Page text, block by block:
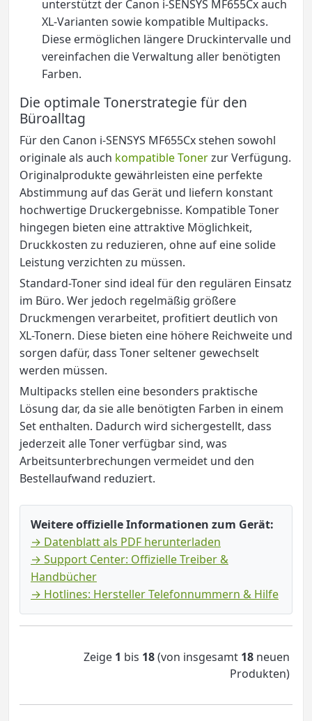
unterstützt der Canon i-SENSYS MF655Cx auch
XL-Varianten sowie kompatible Multipacks.
Diese ermöglichen längere Druckintervalle und
vereinfachen die Verwaltung aller benötigten
Farben.
Die optimale Tonerstrategie für den
Büroalltag
Für den Canon i-SENSYS MF655Cx stehen sowohl
originale als auch kompatible Tonerzur Verfügung.
Originalprodukte gewährleisten eine perfekte
Abstimmung auf das Gerät und liefern konstant
hochwertige Druckergebnisse. Kompatible Toner
hingegen bieten eine attraktive Möglichkeit,
Druckkosten zu reduzieren, ohne auf eine solide
Leistung verzichten zu müssen.
Standard-Toner sind ideal für den regulären Einsatz
im Büro. Wer jedoch regelmäßig größere
Druckmengen verarbeitet, profitiert deutlich von
XL-Tonern. Diese bieten eine höhere Reichweite und
sorgen dafür, dass Toner seltener gewechselt
werden müssen.
Multipacks stellen eine besonders praktische
Lösung dar, da sie alle benötigten Farben in einem
Set enthalten. Dadurch wird sichergestellt, dass
jederzeit alle Toner verfügbar sind, was
Arbeitsunterbrechungen vermeidet und den
Bestellaufwand reduziert.
Weitere offizielle Informationen zum Gerät:
→ Datenblatt als PDF herunterladen
→ Support Center: Offizielle Treiber &
Handbücher
→ Hotlines: Hersteller Telefonnummern & Hilfe
Zeige 1 bis 18(von insgesamt 18 neuen
Produkten)